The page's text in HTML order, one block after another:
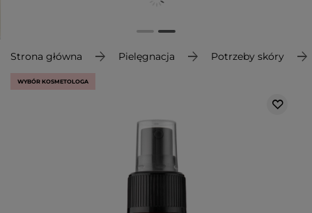
Strona główna Pielęgnacja Potrzeby skóry
WYBÓR KOSMETOLOGA